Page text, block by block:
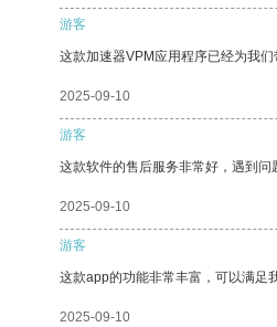
游客
这款加速器VPM应用程序已经为我
2025-09-10
游客
这款软件的售后服务非常好，遇到问
2025-09-10
游客
这款app的功能非常丰富，可以满足
2025-09-10